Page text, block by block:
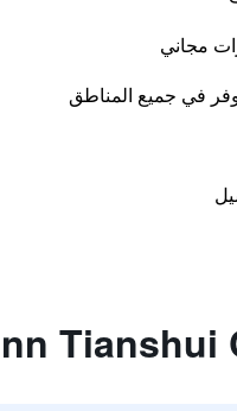
مجاني
في جميع المناطق